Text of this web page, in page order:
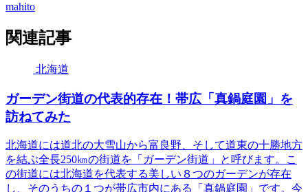
mahito
関連記事
北海道
ガーデン街道の代表的存在！帯広「真鍋庭園」を
訪ねてみた
北海道には道北の大雪山から富良野、そして道東の十勝地方
を結ぶ全長250㎞の街道を「ガーデン街道」と呼びます。こ
の街道には北海道を代表する美しい８つのガーデンが存在
し、そのうちの１つが帯広市内にある「真鍋庭園」です。今